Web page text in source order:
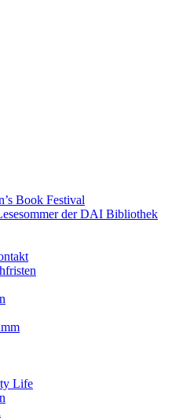
Book Festival
der DAI Bibliothek
Life